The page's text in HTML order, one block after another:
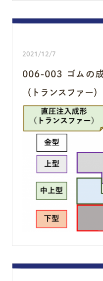
2021/12/7
006-003 ゴムの
（トランスファー）